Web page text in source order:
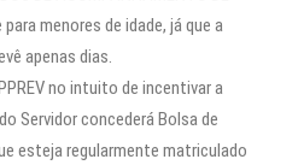
menores de idade, já que a
apenas dias.
no intuito de incentivar a
Servidor concederá Bolsa de
esteja regularmente matriculado